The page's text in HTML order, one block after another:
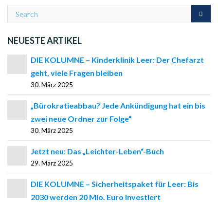
NEUESTE ARTIKEL
DIE KOLUMNE – Kinderklinik Leer: Der Chefarzt
geht, viele Fragen bleiben
30. März 2025
„Bürokratieabbau? Jede Ankündigung hat ein bis
zwei neue Ordner zur Folge“
30. März 2025
Jetzt neu: Das „Leichter-Leben“-Buch
29. März 2025
DIE KOLUMNE – Sicherheitspaket für Leer: Bis
2030 werden 20 Mio. Euro investiert